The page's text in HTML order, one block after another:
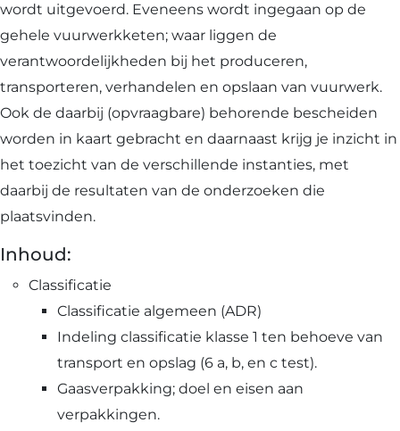
wordt uitgevoerd. Eveneens wordt ingegaan op de
gehele vuurwerkketen; waar liggen de
verantwoordelijkheden bij het produceren,
transporteren, verhandelen en opslaan van vuurwerk.
Ook de daarbij (opvraagbare) behorende bescheiden
worden in kaart gebracht en daarnaast krijg je inzicht in
het toezicht van de verschillende instanties, met
daarbij de resultaten van de onderzoeken die
plaatsvinden.
Inhoud:
Classificatie
Classificatie algemeen (ADR)
Indeling classificatie klasse 1 ten behoeve van
transport en opslag (6 a, b, en c test).
Gaasverpakking; doel en eisen aan
verpakkingen.